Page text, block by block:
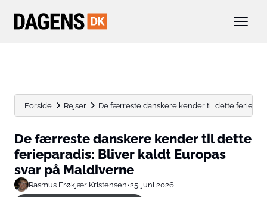
Forside Rejser De færreste danskere kender til dette
De færreste danskere kender til dette
ferieparadis: Bliver kaldt Europas
svar på Maldiverne
Rasmus Frøkjær Kristensen•25. juni 2026